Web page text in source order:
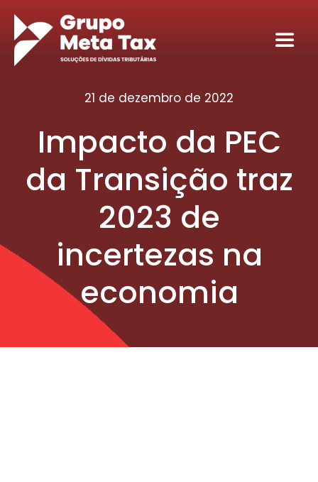
para
Sobre
Serviços
Seja nosso sócio tributário
Conteúdos
Contato
21 de dezembro de 2022
Impacto da PEC
da Transição traz
2023 de
incertezas na
economia